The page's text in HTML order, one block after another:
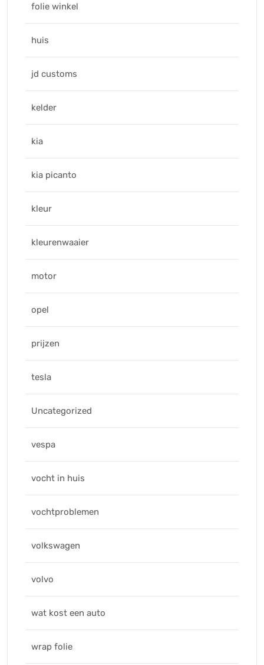
folie winkel
huis
jd customs
kelder
kia
kia picanto
kleur
kleurenwaaier
motor
opel
prijzen
tesla
Uncategorized
vespa
vocht in huis
vochtproblemen
volkswagen
volvo
wat kost een auto
wrap folie